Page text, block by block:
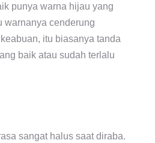
punya warna hijau yang
warnanya cenderung
itu biasanya tanda
baik atau sudah terlalu
sangat halus saat diraba.